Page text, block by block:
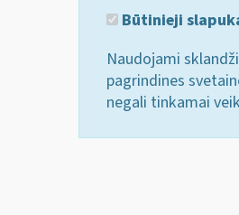
Būtinieji
Naudojami
pagrindines
negali tinkamai